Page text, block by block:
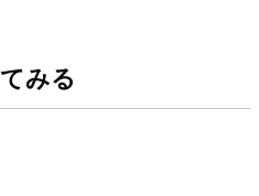
みる